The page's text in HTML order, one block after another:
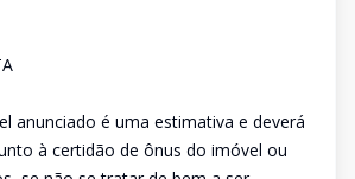
anunciado é uma estimativa e deverá
à certidão de ônus do imóvel ou